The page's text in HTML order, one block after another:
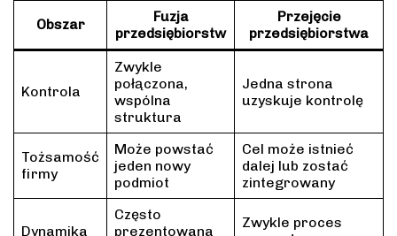
Obszar
Fuzja
przedsiębiorstw
Przejęcie
przedsiębiorstwa
Kontrola
Zwykle
połączona,
wspólna
struktura
Jedna strona
uzyskuje kontrolę
Tożsamość
firmy
Może powstać
jeden nowy
podmiot
Cel może istnieć
dalej lub zostać
zintegrowany
Dynamika
Często
prezentowana
Zwykle proces